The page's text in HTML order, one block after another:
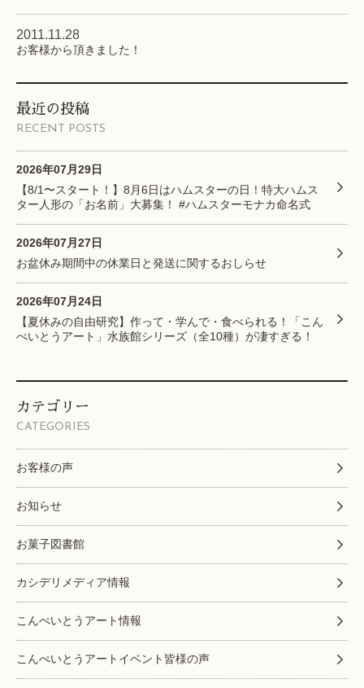
最近の投稿
RECENT POSTS
2026年07月29日
【8/1〜スタート！】8月6日はハムスターの日！特大ハムス
ター人形の「お名前」大募集！ #ハムスターモナカ命名式
2026年07月27日
お盆休み期間中の休業日と発送に関するおしらせ
2026年07月24日
【夏休みの自由研究】作って・学んで・食べられる！「こん
ぺいとうアート」水族館シリーズ（全10種）が凄すぎる！
カテゴリー
CATEGORIES
お客様の声
お知らせ
お菓子図書館
カシデリメディア情報
こんぺいとうアート情報
こんぺいとうアートイベント皆様の声
2011.11.28
お客様から頂きました！